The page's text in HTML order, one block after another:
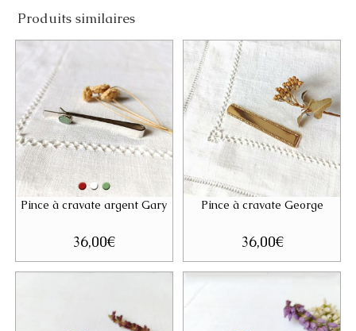
Produits similaires
Pince à cravate argent Gary
36,00€
Pince à cravate George
36,00€